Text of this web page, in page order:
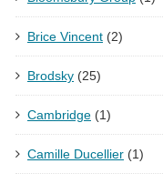
Brice Vincent (2)
Brodsky (25)
Cambridge (1)
Camille Ducellier (1)